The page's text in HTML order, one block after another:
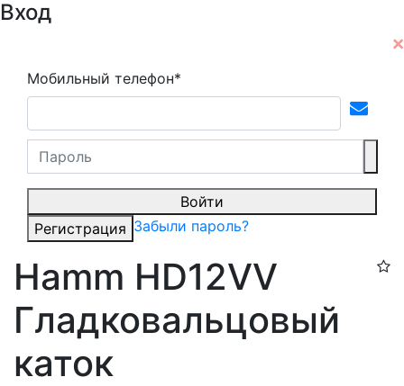
Вход
Мобильный телефон*
Войти
Регистрация Забыли пароль?
Hamm HD12VV
Гладковальцовый
каток